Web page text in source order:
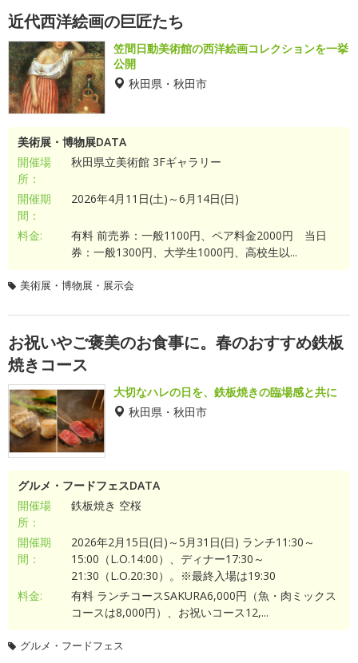
近代西洋絵画の巨匠たち
笠間日動美術館の西洋絵画コレクションを一挙
公開
秋田県・秋田市
美術展・博物展DATA
開催場
所：
秋田県立美術館 3Fギャラリー
開催期
間：
2026年4月11日(土)～6月14日(日)
料金:
有料 前売券：一般1100円、ペア料金2000円 当日
券：一般1300円、大学生1000円、高校生以...
美術展・博物展・展示会
お祝いやご褒美のお食事に。春のおすすめ鉄板
焼きコース
大切なハレの日を、鉄板焼きの臨場感と共に
秋田県・秋田市
グルメ・フードフェスDATA
開催場
所：
鉄板焼き 空桜
開催期
間：
2026年2月15日(日)～5月31日(日) ランチ11:30～
15:00（L.O.14:00）、ディナー17:30～
21:30（L.O.20:30）。※最終入場は19:30
料金:
有料 ランチコースSAKURA6,000円（魚・肉ミックス
コースは8,000円）、お祝いコース12,...
グルメ・フードフェス